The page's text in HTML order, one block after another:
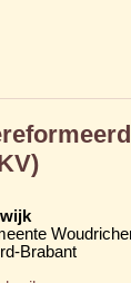
Brabant